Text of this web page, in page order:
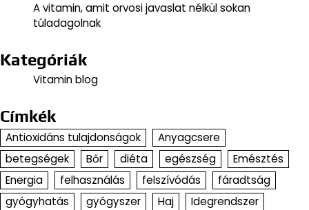
A vitamin, amit orvosi javaslat nélkül sokan
túladagolnak
Kategóriák
Vitamin blog
Címkék
Antioxidáns tulajdonságok
Anyagcsere
betegségek
Bőr diéta egészség
Emésztés
Energia
felhasználás felszívódás
fáradtság
gyógyhatás
gyógyszer Haj
Idegrendszer